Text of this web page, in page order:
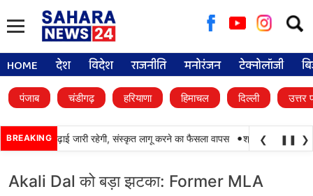
for:
HOME देश विदेश राजनीति मनोरंजन टेक्नोलॉजी
पंजाब चंडीगढ़ हरियाणा हिमाचल दिल्ली उत्तर
BREAKING
में पंजाबी की पढ़ाई जारी रहेगी, संस्कृत लागू करने का फैसला वापस • श्री गुरु हरिकृष्ण
❮ ❚❚ ❯
Akali Dal को बड़ा झटका: Former MLA